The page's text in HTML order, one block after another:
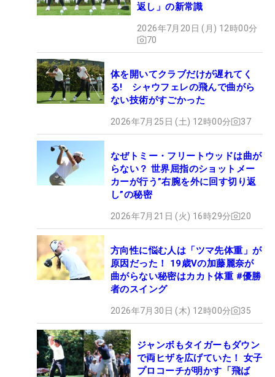
返し」の新常識
2026年7月20日 (月) 12時00分
70
体を開いてクラブだけが遅れてく
る! シャウフェレの飛んで曲がら
ない技術がすごかった
2026年7月25日 (土) 12時00分 37
なぜトミー・フリートウッドは曲が
らない？ 世界屈指のショットメー
カーが行う”右腕を外に回す切り返
し”の秘密
2026年7月21日 (火) 16時29分 20
方向性に悩む人は「ツマ先体重」が
原因だった！ 19歳Vの加藤麗奈が
曲がらない秘密はカカト体重 #優勝
者のスイング
2026年7月30日 (木) 12時00分 35
ジャンボもタイガーもダウン
で両ヒザを広げていた！ 女子
プロコーチが明かす「飛ば